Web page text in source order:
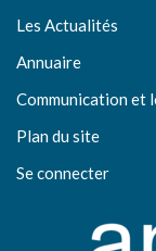
Les Actualités
Annuaire
Communication et
Plan du site
Se connecter